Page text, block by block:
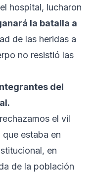
hospital, lucharon
la batalla a
de las heridas a
no resistió las
del
el vil
estaba en
en
de la población